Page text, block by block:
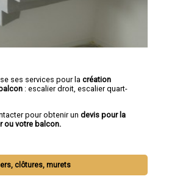
ses services pour la création
: escalier droit, escalier quart-
pour obtenir un devis pour la
ou votre balcon.
clôtures, murets